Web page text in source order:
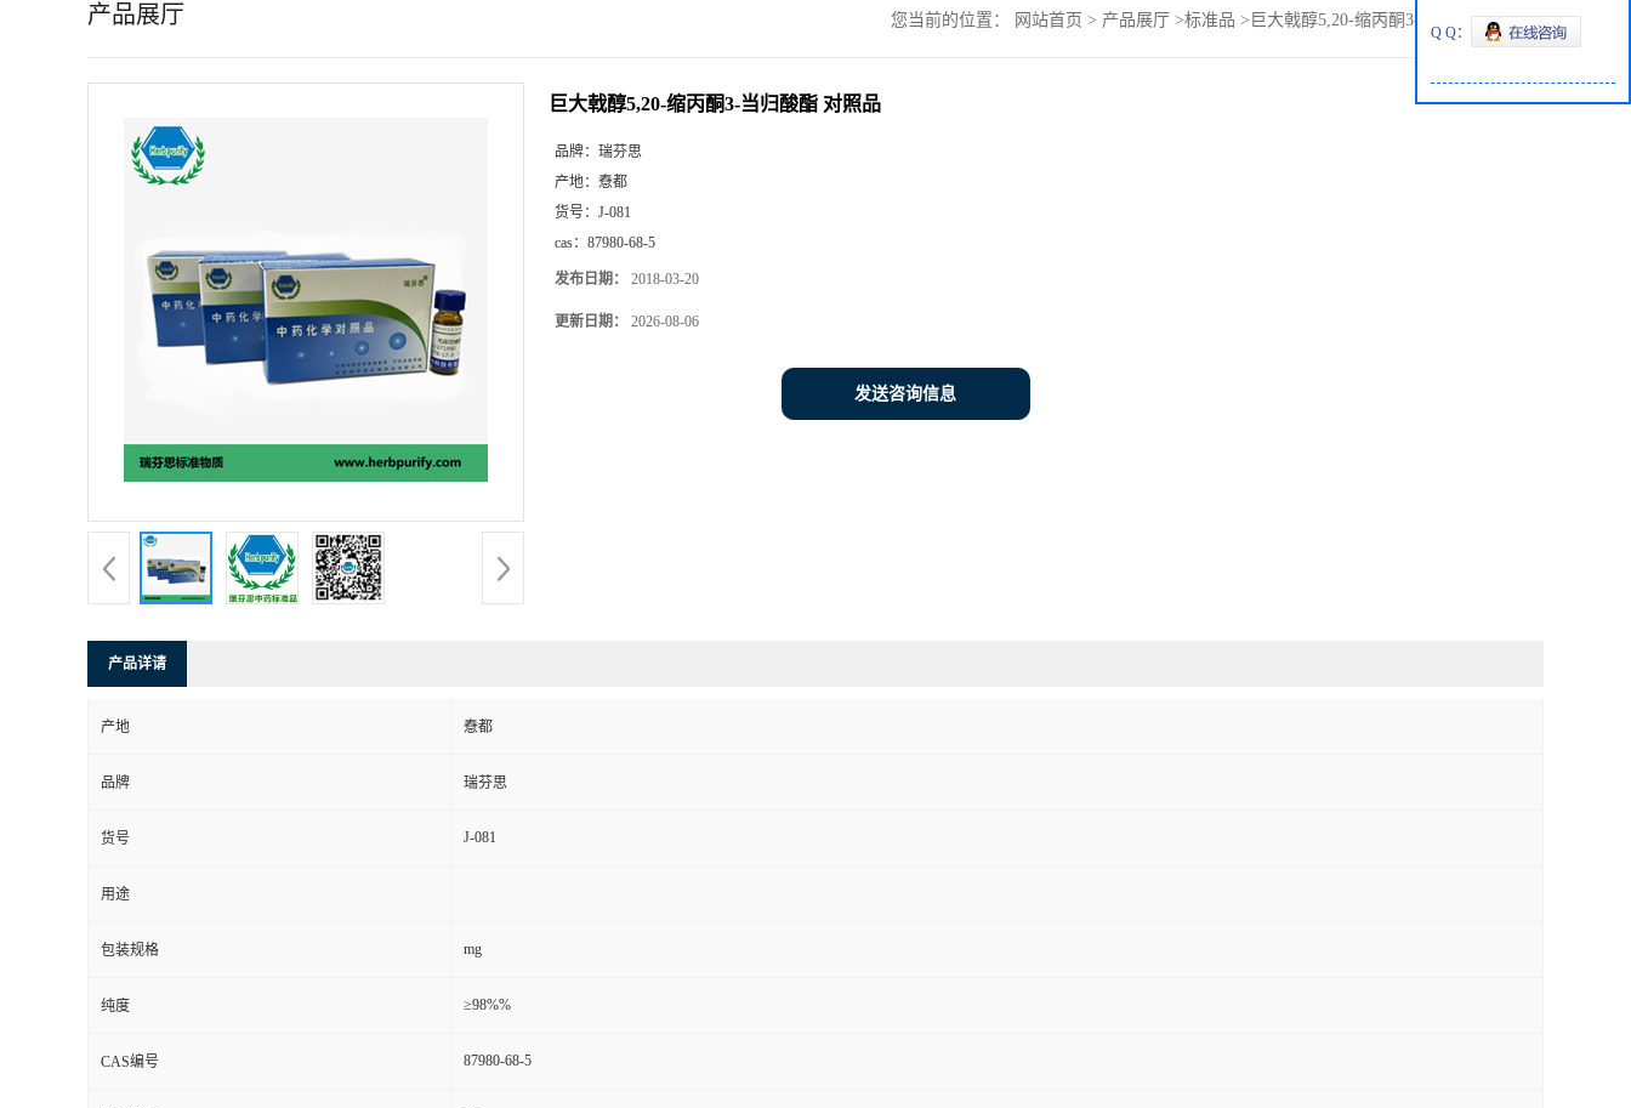
产品展厅 您当前的位置： 网站首页 > 产品展厅 >标准品 > 巨大戟醇5,20-缩丙酮3-当归酸酯 对照品
巨大戟醇5,20-缩丙酮3-当归酸酯 对照品
品牌： 瑞芬思
产地： 憃都
货号： J-081
cas： 87980-68-5
发布日期： 2018-03-20
更新日期： 2026-08-06
发送咨询信息
产品详请
产地 憃都
品牌 瑞芬思
货号 J-081
用途
包装规格 mg
纯度 ≥98%%
CAS编号 87980-68-5
Q Q：